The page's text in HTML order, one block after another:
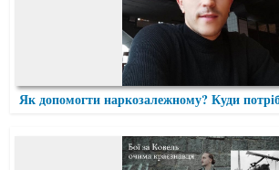
Як допомогти наркозалежному? Куди